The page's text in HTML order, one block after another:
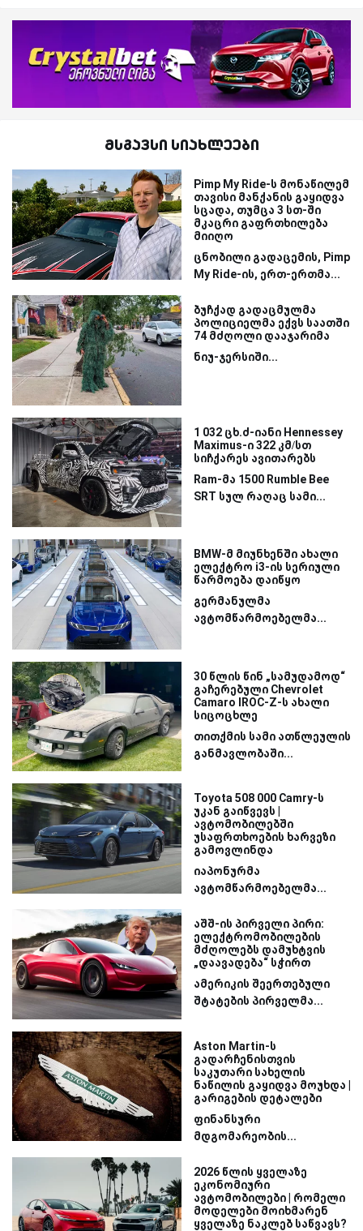
მსგავსი სიახლეები
Pimp My Ride-ს მონაწილემ
თავისი მანქანის გაყიდვა
სცადა, თუმცა 3 სთ-ში
მკაცრი გაფრთხილება
მიიღო
ცნობილი გადაცემის, Pimp
My Ride-ის, ერთ-ერთმა...
ბუჩქად გადაცმულმა
პოლიციელმა ექვს საათში
74 მძღოლი დააჯარიმა
ნიუ-ჯერსიში...
1 032 ცხ.ძ-იანი Hennessey
Maximus-ი 322 კმ/სთ
სიჩქარეს ავითარებს
Ram-მა 1500 Rumble Bee
SRT სულ რაღაც სამი...
BMW-მ მიუნხენში ახალი
ელექტრო i3-ის სერიული
წარმოება დაიწყო
გერმანულმა
ავტომწარმოებელმა...
30 წლის წინ „სამუდამოდ“
გაჩერებული Chevrolet
Camaro IROC-Z-ს ახალი
სიცოცხლე
თითქმის სამი ათწლეულის
განმავლობაში...
Toyota 508 000 Camry-ს
უკან გაიწვევს |
ავტომობილებში
უსაფრთხოების ხარვეზი
გამოვლინდა
იაპონურმა
ავტომწარმოებელმა...
აშშ-ის პირველი პირი:
ელექტრომობილების
მძღოლებს დამუხტვის
„დაავადება“ სჭირთ
ამერიკის შეერთებული
შტატების პირველმა...
Aston Martin-ს
გადარჩენისთვის
საკუთარი სახელის
ნაწილის გაყიდვა მოუხდა |
გარიგების დეტალები
ფინანსური
მდგომარეობის...
2026 წლის ყველაზე
ეკონომიური
ავტომობილები | რომელი
მოდელები მოიხმარენ
ყველაზე ნაკლებ საწვავს?